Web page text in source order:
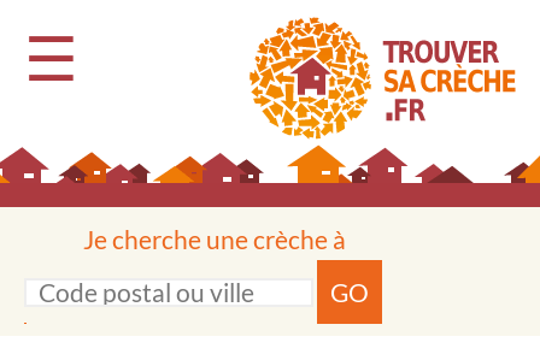
☰
Je cherche une crèche à
GO